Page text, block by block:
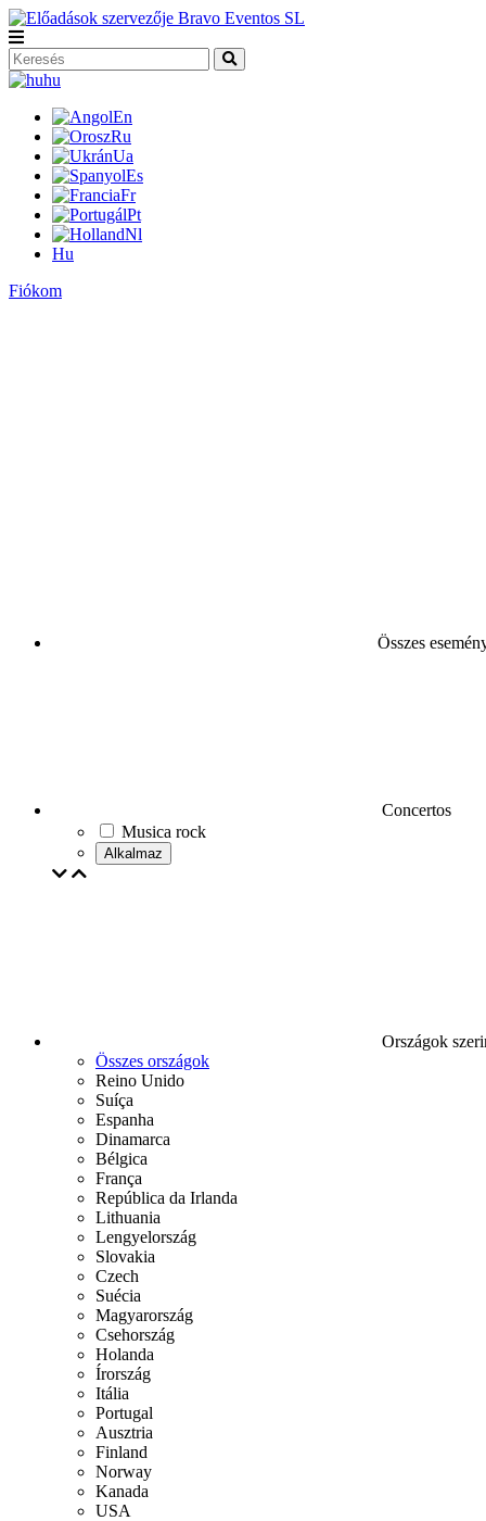
hu
En
Ru
Ua
Es
Fr
Pt
Nl
Hu
Fiókom
Összes
Concertos
Musica rock
Alkalmaz
Országok
Összes országok
Reino Unido
Suíça
Espanha
Dinamarca
Bélgica
França
República da Irlanda
Lithuania
Lengyelország
Slovakia
Czech
Suécia
Magyarország
Csehország
Holanda
Írország
Itália
Portugal
Ausztria
Finland
Norway
Kanada
USA